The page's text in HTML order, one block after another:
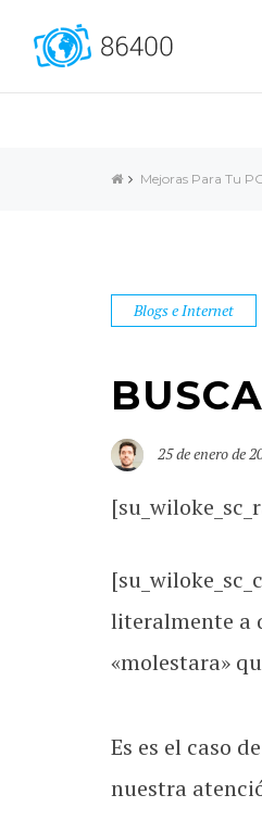
Mejoras Para Tu PC
Blogs e Internet
25 de enero de
literalmente a
«molestara»
Es es el caso
nuestra